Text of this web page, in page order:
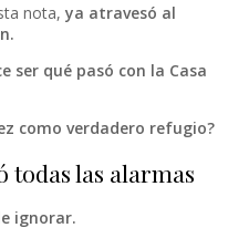
nota, ya atravesó al
ser qué pasó con la Casa
como verdadero refugio?
todas las alarmas
ignorar.